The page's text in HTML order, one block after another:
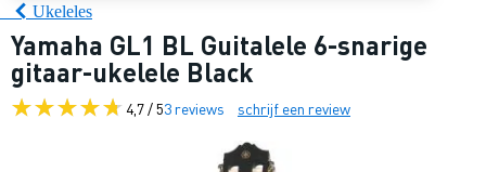
Ukeleles
Yamaha GL1 BL Guitalele 6-snarige
gitaar-ukelele Black
4,7 / 53 reviews schrijf een review